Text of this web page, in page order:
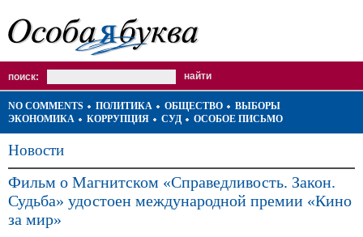
поиск:
NO COMMENTS ПОЛИТИКА ОБЩЕСТВО
ВЫБОРЫ
ЭКОНОМИКА
КОРРУПЦИЯ СУД ОСОБОЕ ПИСЬМО
Новости
Фильм о Магнитском «Справедливость. Закон.
Судьба» удостоен международной премии «Кино
за мир»